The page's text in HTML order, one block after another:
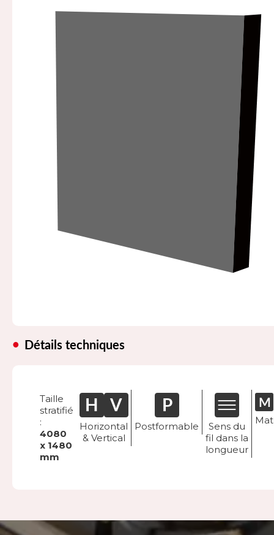
Détails techniques
Taille
stratifié
:
4080
x 1480
mm
Horizontal
& Vertical
Postformable
Sens du
fil dans la
longueur
Mat